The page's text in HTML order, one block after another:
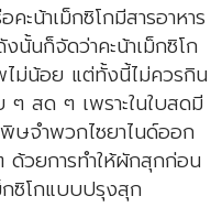
าเม็กซิโกมีสารอาหาร
นั้นก็จัดว่าคะน้าเม็กซิโก
ไม่น้อย แต่ทั้งนี้ไม่ควรกิน
ๆ สด ๆ เพราะในใบสดมี
ษจำพวกไซยาไนด์ออก
ด้วยการทำให้ผักสุกก่อน
กซิโกแบบปรุงสุก